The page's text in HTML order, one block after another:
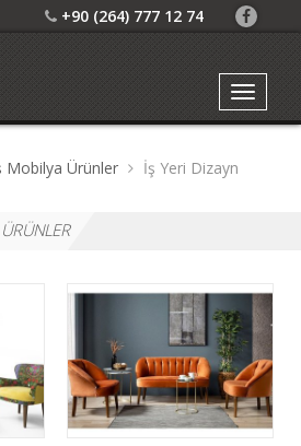
+90 (264) 777 12 74
Mobilya Ürünler İş Yeri Dizayn